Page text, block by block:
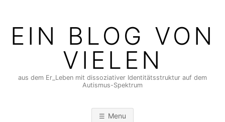
contentEIN BLOG VON
VIELEN
aus dem Er_Leben mit dissoziativer Identitätsstruktur auf dem
Autismus-Spektrum
Menu